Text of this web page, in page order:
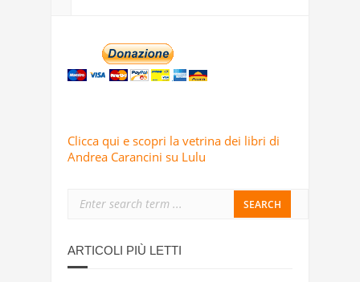
Clicca qui e scopri la vetrina dei libri di
Andrea Carancini su Lulu
ARTICOLI PIÙ LETTI